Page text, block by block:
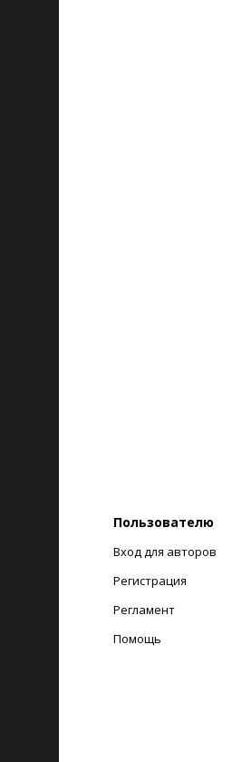
Пользователю
Вход для авторов
Регистрация
Регламент
Помощь